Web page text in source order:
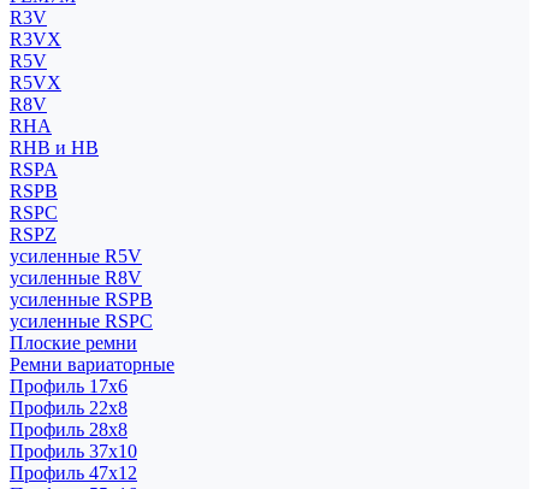
R3V
R3VX
R5V
R5VX
R8V
RHA
RHB и HB
RSPA
RSPB
RSPC
RSPZ
усиленные R5V
усиленные R8V
усиленные RSPB
усиленные RSPC
Плоские ремни
Ремни вариаторные
Профиль 17x6
Профиль 22x8
Профиль 28x8
Профиль 37x10
Профиль 47x12